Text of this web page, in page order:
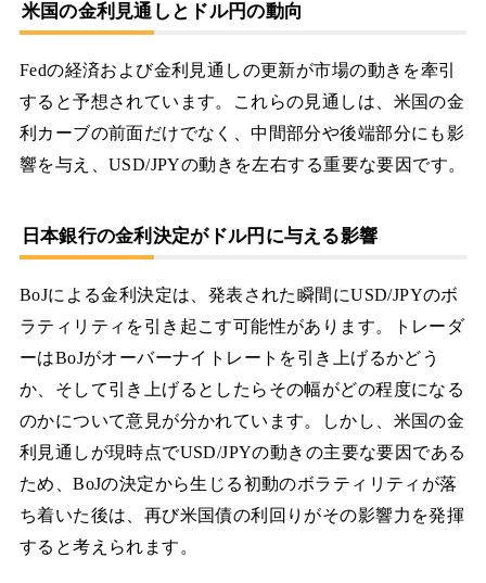
米国の金利見通しとドル円の動向
Fedの経済および金利見通しの更新が市場の動きを牽引
すると予想されています。これらの見通しは、米国の金
利カーブの前面だけでなく、中間部分や後端部分にも影
響を与え、USD/JPYの動きを左右する重要な要因です。
日本銀行の金利決定がドル円に与える影響
BoJによる金利決定は、発表された瞬間にUSD/JPYのボ
ラティリティを引き起こす可能性があります。トレーダ
ーはBoJがオーバーナイトレートを引き上げるかどう
か、そして引き上げるとしたらその幅がどの程度になる
のかについて意見が分かれています。しかし、米国の金
利見通しが現時点でUSD/JPYの動きの主要な要因である
ため、BoJの決定から生じる初動のボラティリティが落
ち着いた後は、再び米国債の利回りがその影響力を発揮
すると考えられます。